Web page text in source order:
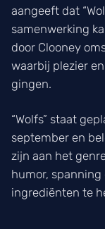
aangeeft dat
samenwerking
door Clooney
waarbij plezier
gingen.
“Wolfs” staat
september en
zijn aan het
humor, spanning
ingrediënten te